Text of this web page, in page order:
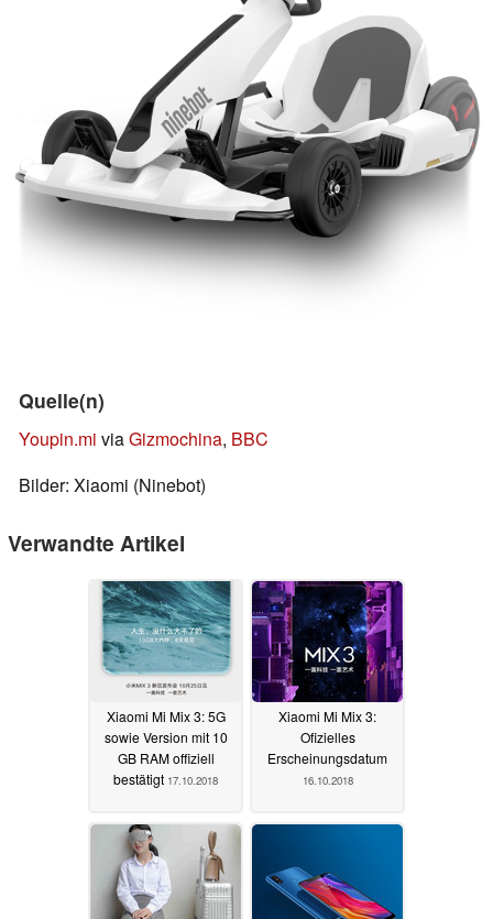
Quelle(n)
Youpin.mi viaGizmochina, BBC
Bilder: Xiaomi (Ninebot)
Verwandte Artikel
Xiaomi Mi Mix 3: 5G
sowie Version mit 10
GB RAM offiziell
bestätigt 17.10.2018
Xiaomi Mi Mix 3:
Ofizielles
Erscheinungsdatum
16.10.2018